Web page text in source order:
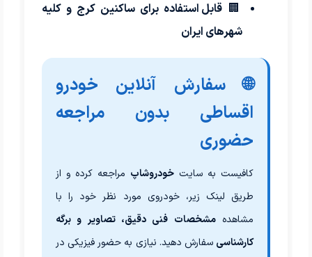
🏢 قابل استفاده برای ساکنین کرج و کلیه
شهرهای ایران
🌐 سفارش آنلاین خودرو
اقساطی بدون مراجعه
حضوری
کافیست به سایت خودروشاپ مراجعه کرده و از
طریق لینک زیر، خودروی مورد نظر خود را با
مشاهدهمشخصات فنی دقیق، تصاویر و برگه
کارشناسی سفارش دهید. نیازی به حضور فیزیکی در